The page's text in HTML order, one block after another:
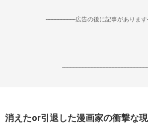
--------------------広告の後に記事があります
消えたor引退した漫画家の衝撃な